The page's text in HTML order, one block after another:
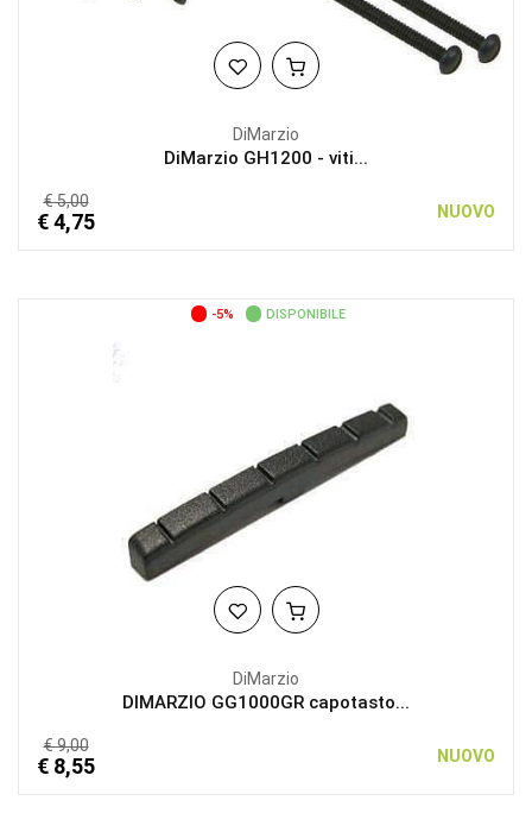
DiMarzio
DiMarzio GH1200 - viti...
€ 5,00
€ 4,75 NUOVO
-5% DISPONIBILE
DiMarzio
DIMARZIO GG1000GR capotasto...
€ 9,00
€ 8,55 NUOVO